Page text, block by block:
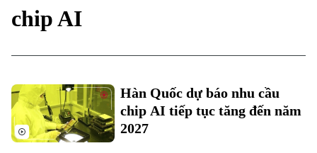
chip AI
Hàn Quốc dự báo nhu cầu
chip AI tiếp tục tăng đến năm
2027